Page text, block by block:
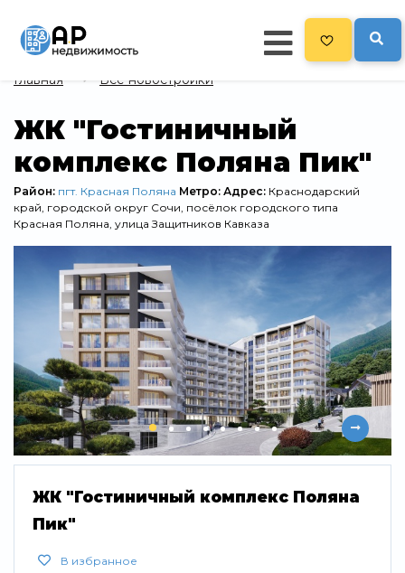
Главная
Все новостройки 19
Новостройки на карте
Блог
Рекламодателям
Политика конфиденциальности
Карта сайта
Свернуть
Главная Все новостройки
ЖК "Гостиничный
комплекс Поляна Пик"
Район: пгт. Красная Поляна Метро: Адрес: Краснодарский
край, городской округ Сочи, посёлок городского типа
Красная Поляна, улица Защитников Кавказа
ЖК "Гостиничный комплекс Поляна
Пик"
В избранное